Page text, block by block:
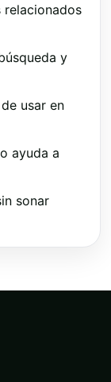
relacionados
y
usar en
ayuda a
sonar